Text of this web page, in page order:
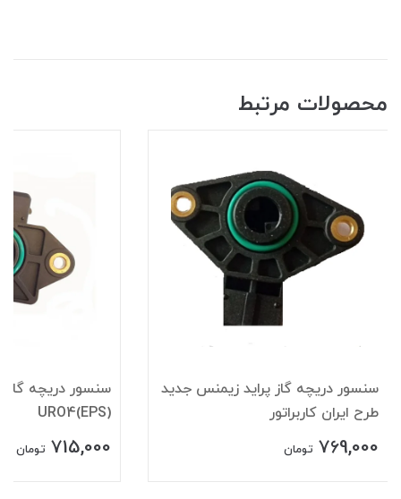
محصولات مرتبط
سنسور دريچه گاز پرايد زيمنس جديد
طرح ايران کاربراتور
769,000 تومان
سنسور دریچه
URO4(EPS)
715,000 تومان